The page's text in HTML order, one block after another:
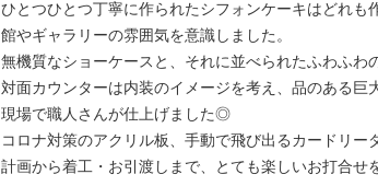
ひとつひとつ丁寧に作られたシフォンケーキはどれ
館やギャラリーの雰囲気を意識しました。
無機質なショーケースと、それに並べられたふわふ
対面カウンターは内装のイメージを考え、品のある巨
現場で職人さんが仕上げました◎
コロナ対策のアクリル板、手動で飛び出るカードリー
計画から着工・お引渡しまで、とても楽しいお打合